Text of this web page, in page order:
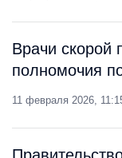
Врачи скорой
полномочия
11 февраля 2026,